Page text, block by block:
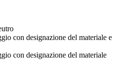
con designazione del materiale e
con designazione del materiale